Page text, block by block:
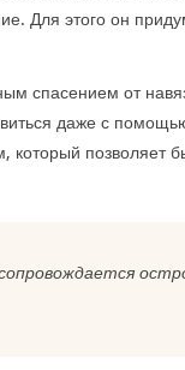
Для этого он
спасением от
даже с
который позволяет